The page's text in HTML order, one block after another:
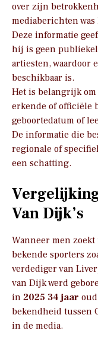
over zijn
mediaberichten
Deze informatie
hij is geen
artiesten, waardoor
beschikbaar is.
Het is belangrijk
erkende of officiële
geboortedatum of
De informatie die
regionale of
een schatting.
Van Dijk’s
Wanneer men zoekt
bekende sporters
verdediger van
van Dijk werd
in 2025 34 jaar
bekendheid tussen
in de media.